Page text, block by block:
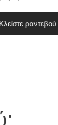
Κλείστε ραντεβού